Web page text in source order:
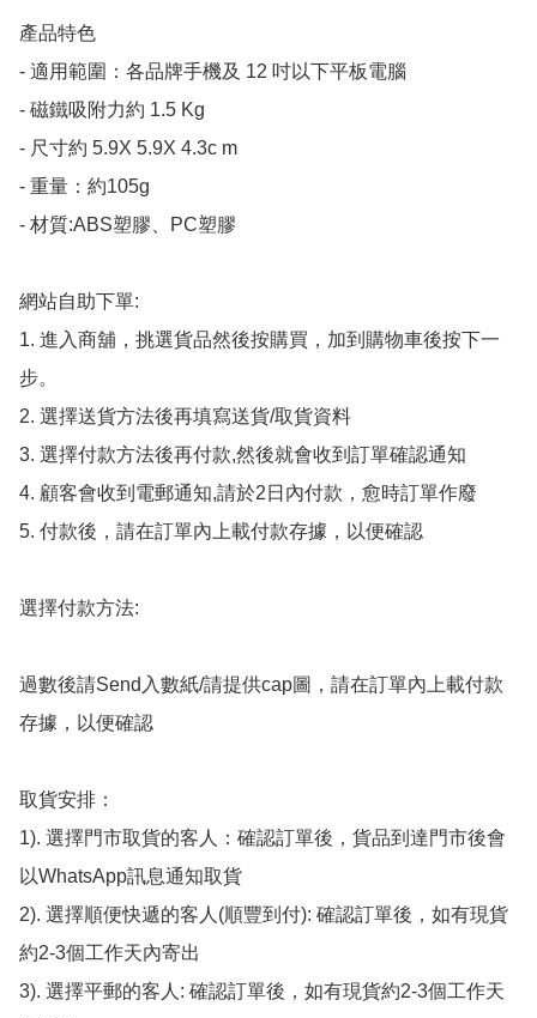
產品特色
- 適用範圍：各品牌手機及 12 吋以下平板電腦
- 磁鐵吸附力約 1.5 Kg
- 尺寸約 5.9X 5.9X 4.3c m
- 重量：約105g
- 材質:ABS塑膠、PC塑膠
網站自助下單:
1. 進入商舖，挑選貨品然後按購買，加到購物車後按下一
步。
2. 選擇送貨方法後再填寫送貨/取貨資料
3. 選擇付款方法後再付款,然後就會收到訂單確認通知
4. 顧客會收到電郵通知,請於2日內付款，愈時訂單作廢
5. 付款後，請在訂單內上載付款存據，以便確認
選擇付款方法:
過數後請Send入數紙/請提供cap圖，請在訂單內上載付款
存據，以便確認
取貨安排：
1). 選擇門市取貨的客人：確認訂單後，貨品到達門市後會
以WhatsApp訊息通知取貨
2). 選擇順便快遞的客人(順豐到付): 確認訂單後，如有現貨
約2-3個工作天內寄出
3). 選擇平郵的客人: 確認訂單後，如有現貨約2-3個工作天